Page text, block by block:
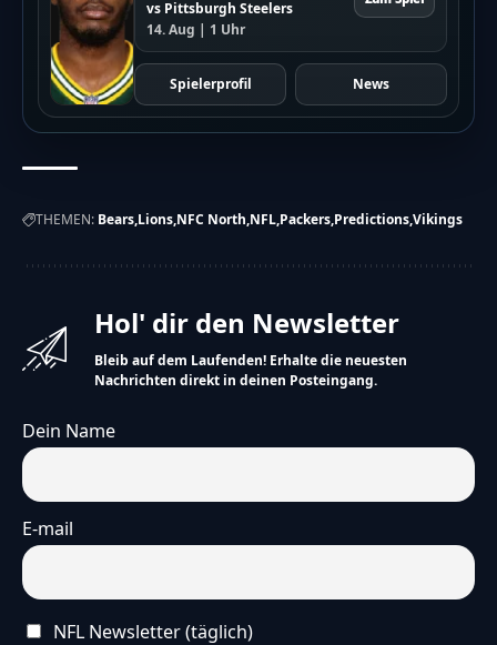
vs Pittsburgh Steelers
14. Aug | 1 Uhr
Spielerprofil News
THEMEN: Bears Lions NFC North NFL Packers PredictionsVikings
Hol' dir den Newsletter
Bleib auf dem Laufenden! Erhalte die neuesten
Nachrichten direkt in deinen Posteingang.
Dein Name
E-mail
NFL Newsletter (täglich)